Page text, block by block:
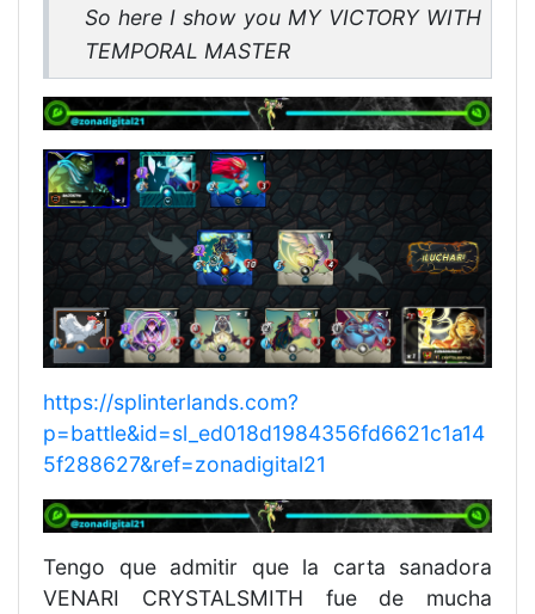
So here I show you MY VICTORY WITH
TEMPORAL MASTER
https://splinterlands.com?
p=battle&id=sl_ed018d1984356fd6621c1a14
5f288627&ref=zonadigital21
Tengo que admitir que la carta sanadora
VENARI CRYSTALSMITH fue de mucha